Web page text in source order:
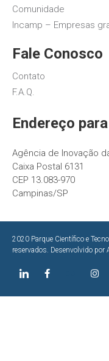
Comunidade
Incamp – Empresas
Fale Conosco
Contato
F.A.Q.
Endereço
Agência de Inovação
Caixa Postal 6131
CEP 13.083-970
Campinas/SP
2020 Parque Científico e
reservados. Desenvolvido por